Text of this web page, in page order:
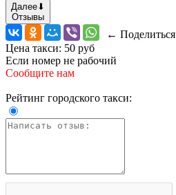
Далее⬇
Отзывы
← Поделиться
Цена такси: 50 руб
Если номер не рабочий
Сообщите нам
Рейтинг городского такси: